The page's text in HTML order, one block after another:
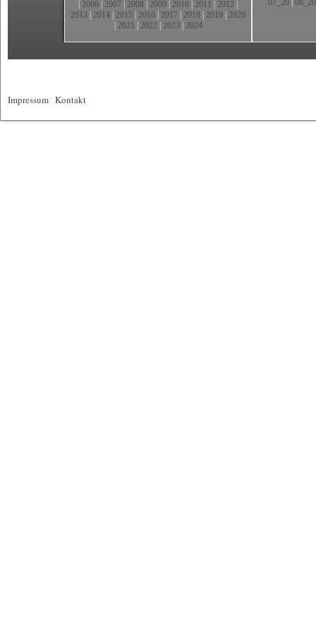
2006 2007 2008 2009 2010 2011 2012
2013 2014 2015 2016 2017 2018 2019 2020
2021 2022 2023| 2024
07_20 08_20
Impressum Kontakt